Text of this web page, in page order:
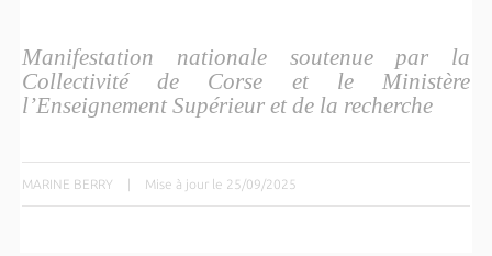
Manifestation nationale soutenue par la
Collectivité de Corse et le Ministère
l’Enseignement Supérieur et de la recherche
MARINE BERRY | Mise à jour le 25/09/2025